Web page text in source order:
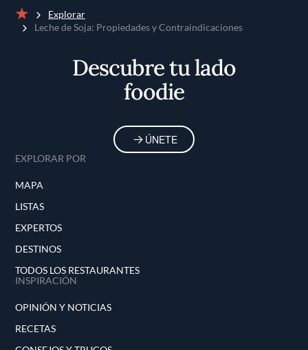
Inicio
Explorar
Leche de Soja: Propiedades y Contraindicaciones
Descubre tu lado
foodie
ÚNETE
EXPLORAR POR
MAPA
LISTAS
EXPERTOS
DESTINOS
TODOS LOS RESTAURANTES
INSPIRACIÓN
OPINIÓN Y NOTICIAS
RECETAS